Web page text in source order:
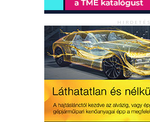
HIRDETÉS